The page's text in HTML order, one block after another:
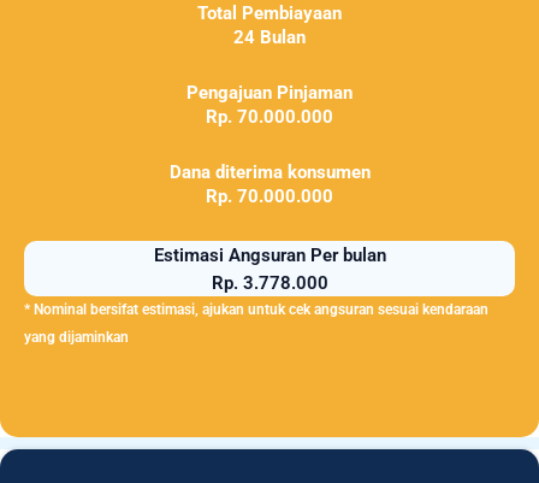
Total Pembiayaan
24 Bulan
Pengajuan Pinjaman
Rp. 70.000.000
Dana diterima konsumen
Rp. 70.000.000
Estimasi Angsuran Per bulan
Rp. 3.778.000
* Nominal bersifat estimasi, ajukan untuk cek angsuran sesuai kendaraan
yang dijaminkan